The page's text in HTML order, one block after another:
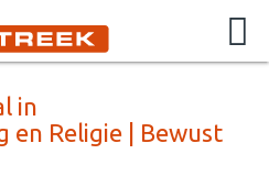
in
en Religie | Bewust